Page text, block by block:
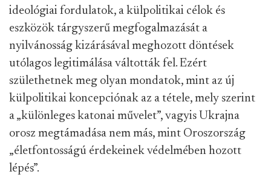
ideológiai fordulatok, a külpolitikai célok és
eszközök tárgyszerű megfogalmazását a
nyilvánosság kizárásával meghozott döntések
utólagos legitimálása váltották fel. Ezért
születhetnek meg olyan mondatok, mint az új
külpolitikai koncepciónak az a tétele, mely szerint
a „különleges katonai művelet”, vagyis Ukrajna
orosz megtámadása nem más, mint Oroszország
„életfontosságú érdekeinek védelmében hozott
lépés”.